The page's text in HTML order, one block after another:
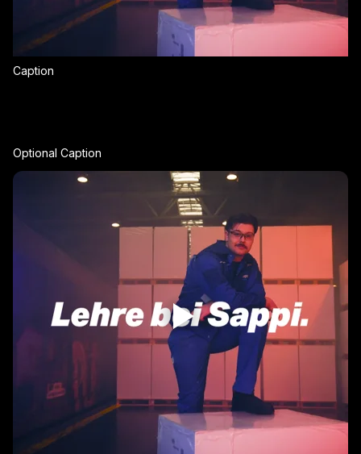
Caption
Optional Caption